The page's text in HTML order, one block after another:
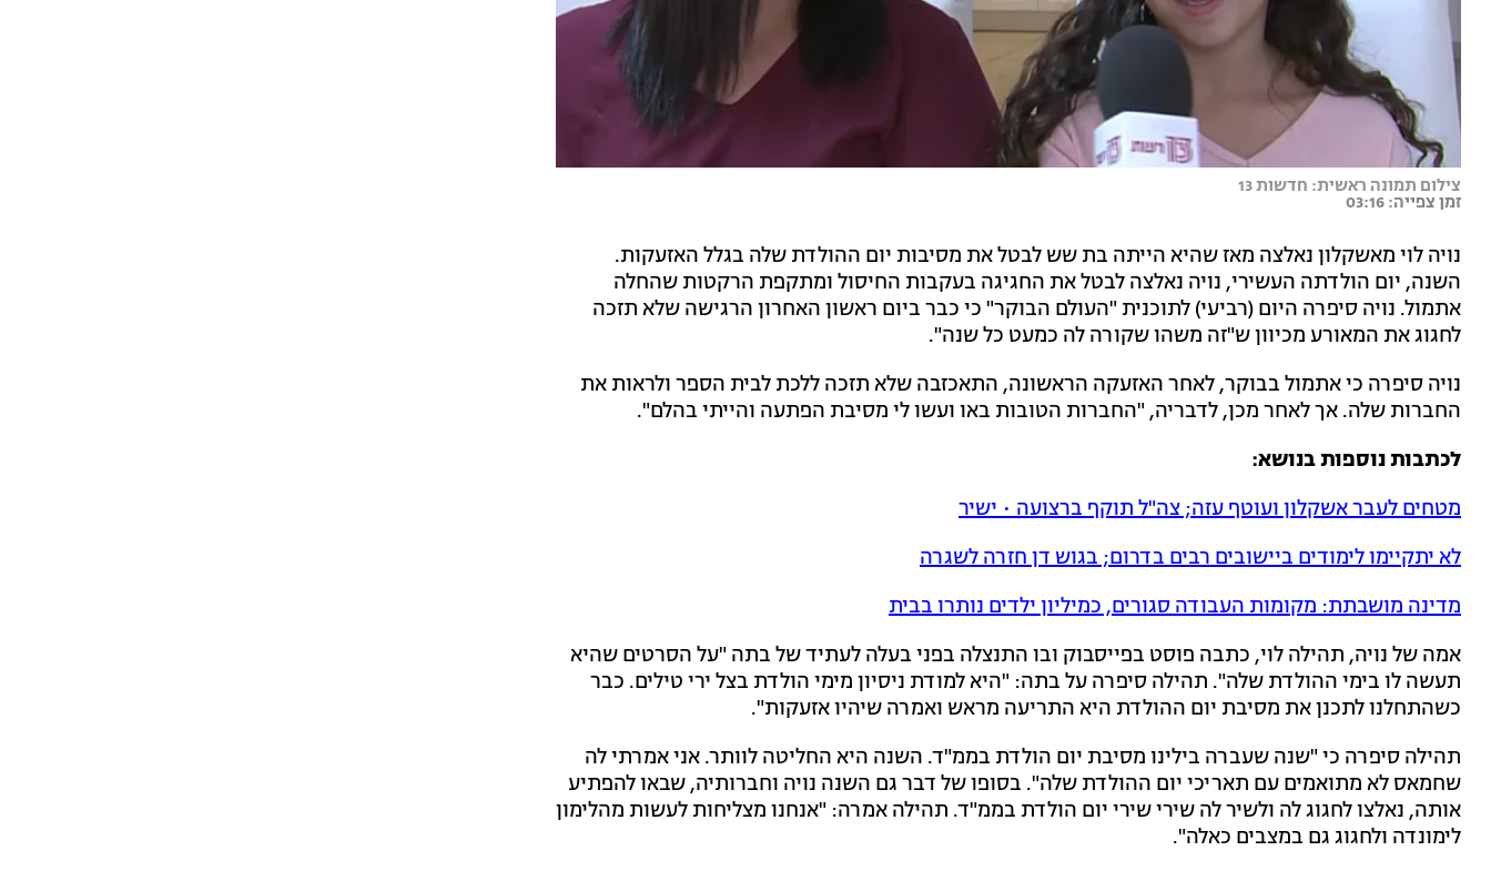
צילום תמונה ראשית: חדשות 13
זמן צפייה: 03:16
נויה לוי מאשקלון נאלצה מאז שהיא הייתה בת שש לבטל את מסיבות יום ההולדת שלה בגלל האזעקות.
השנה, יום הולדתה העשירי, נויה נאלצה לבטל את החגיגה בעקבות החיסול ומתקפת הרקטות שהחלה
אתמול. נויה סיפרה היום (רביעי) לתוכנית "העולם הבוקר" כי כבר ביום ראשון האחרון הרגישה שלא תזכה
לחגוג את המאורע מכיוון ש"זה משהו שקורה לה כמעט כל שנה".
נויה סיפרה כי אתמול בבוקר, לאחר האזעקה הראשונה, התאכזבה שלא תזכה ללכת לבית הספר ולראות את
החברות שלה. אך לאחר מכן, לדבריה, "החברות הטובות באו ועשו לי מסיבת הפתעה והייתי בהלם".
לכתבות נוספות בנושא:
מטחים לעבר אשקלון ועוטף עזה; צה"ל תוקף ברצועה • ישיר
לא יתקיימו לימודים ביישובים רבים בדרום; בגוש דן חזרה לשגרה
מדינה מושבתת: מקומות העבודה סגורים, כמיליון ילדים נותרו בבית
אמה של נויה, תהילה לוי, כתבה פוסט בפייסבוק ובו התנצלה בפני בעלה לעתיד של בתה "על הסרטים שהיא
תעשה לו בימי ההולדת שלה". תהילה סיפרה על בתה: "היא למודת ניסיון מימי הולדת בצל ירי טילים. כבר
כשהתחלנו לתכנן את מסיבת יום ההולדת היא התריעה מראש ואמרה שיהיו אזעקות".
תהילה סיפרה כי "שנה שעברה בילינו מסיבת יום הולדת בממ"ד. השנה היא החליטה לוותר. אני אמרתי לה
שחמאס לא מתואמים עם תאריכי יום ההולדת שלה". בסופו של דבר גם השנה נויה וחברותיה, שבאו להפתיע
אותה, נאלצו לחגוג לה ולשיר לה שירי שירי יום הולדת בממ"ד. תהילה אמרה: "אנחנו מצליחות לעשות מהלימון
לימונדה ולחגוג גם במצבים כאלה".